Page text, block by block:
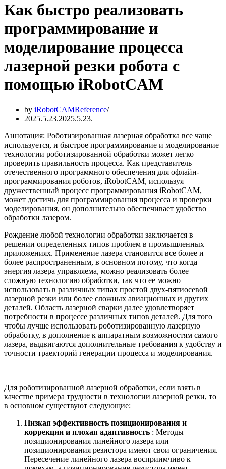
Как быстро реализовать
программирование и
моделирование процесса
лазерной резки робота с
помощью iRobotCAM
by iRobotCAMReference
2025.5.23.2025.5.23.
Аннотация: Роботизированная лазерная обработка все чаще
используется, и быстрое программирование и моделирование
технологии роботизированной обработки может легко
проверить правильность процесса. Как представитель
отечественного программного обеспечения для офлайн-
программирования роботов, iRobotCAM, используя
дружественный процесс программирования iRobotCAM,
может достичь для программирования процесса и проверки
моделирования, он дополнительно обеспечивает удобство
обработки лазером.
Рождение любой технологии обработки заключается в
решении определенных типов проблем в промышленных
приложениях. Применение лазера становится все более и
более распространенным, в основном потому, что когда
энергия лазера управляема, можно реализовать более
сложную технологию обработки, так что ее можно
использовать в различных типах простой двух-пятиосевой
лазерной резки или более сложных авиационных и других
деталей. Область лазерной сварки далее удовлетворяет
потребности в процессе различных типов деталей. Для того
чтобы лучше использовать роботизированную лазерную
обработку, в дополнение к аппаратным возможностям самого
лазера, выдвигаются дополнительные требования к удобству и
точности траекторий генерации процесса и моделирования.
Для роботизированной лазерной обработки, если взять в
качестве примера трудности в технологии лазерной резки, то
в основном существуют следующие:
Низкая эффективность позиционирования и
коррекции и плохая адаптивность : Методы
позиционирования линейного лазера или
позиционирования резистора имеют свои ограничения.
Пересечение линейного лазера восприимчиво к